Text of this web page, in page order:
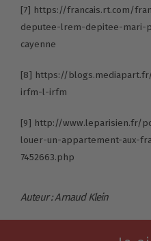
[7] https://francais.rt.com/
deputee-lrem-depitee-mari-
cayenne
[8] https://
irfm-l-irfm
[9] http://www.leparisien.fr/
louer-un-appartement-aux-
7452663.php
Auteur : Arnaud Klein